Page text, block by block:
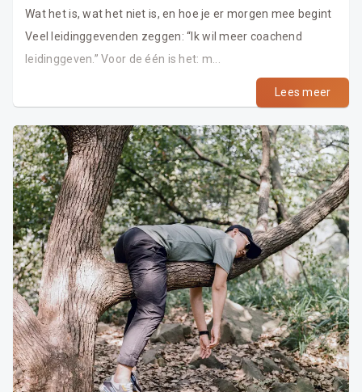
Wat het is, wat het niet is, en hoe je er morgen mee begint
Veel leidinggevenden zeggen: “Ik wil meer coachend
leidinggeven.” Voor de één is het: m...
Lees meer